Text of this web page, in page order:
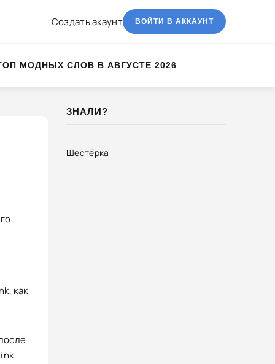
Создать акаунт ВОЙТИ В АККАУНТ
МОДНЫХ СЛОВ В АВГУСТЕ 2026
как
ЗНАЛИ?
Шестёрка